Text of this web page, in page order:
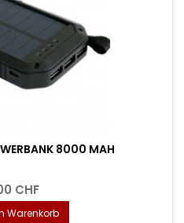
8000 MAH
CHF
Warenkorb